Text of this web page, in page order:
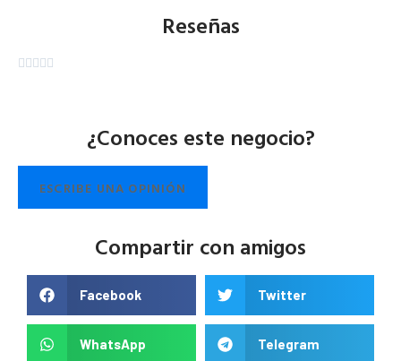
Reseñas
    
¿Conoces este negocio?
ESCRIBE UNA OPINIÓN
Compartir con amigos
Facebook Twitter
WhatsApp Telegram